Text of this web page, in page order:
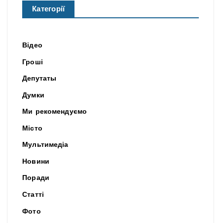
Категорії
Відео
Гроші
Депутаты
Думки
Ми рекомендуємо
Місто
Мультимедіа
Новини
Поради
Статті
Фото